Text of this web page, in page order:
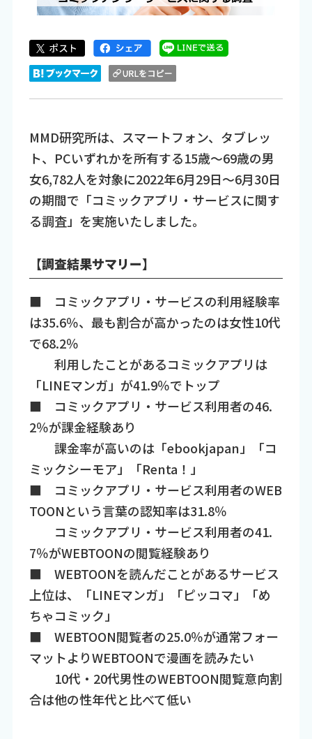
MMD研究所は、スマートフォン、タブレッ
ト、PCいずれかを所有する15歳～69歳の男
女6,782人を対象に2022年6月29日～6月30日
の期間で「コミックアプリ・サービスに関す
る調査」を実施いたしました。
【調査結果サマリー】
■ コミックアプリ・サービスの利用経験率
は35.6％、最も割合が高かったのは女性10代
で68.2％
利用したことがあるコミックアプリは
「LINEマンガ」が41.9％でトップ
■ コミックアプリ・サービス利用者の46.
2％が課金経験あり
課金率が高いのは「ebookjapan」「コ
ミックシーモア」「Renta！」
■ コミックアプリ・サービス利用者のWEB
TOONという言葉の認知率は31.8％
コミックアプリ・サービス利用者の41.
7％がWEBTOONの閲覧経験あり
■ WEBTOONを読んだことがあるサービス
上位は、「LINEマンガ」「ピッコマ」「め
ちゃコミック」
■ WEBTOON閲覧者の25.0％が通常フォー
マットよりWEBTOONで漫画を読みたい
10代・20代男性のWEBTOON閲覧意向割
合は他の性年代と比べて低い